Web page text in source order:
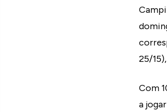
25/
Com
a